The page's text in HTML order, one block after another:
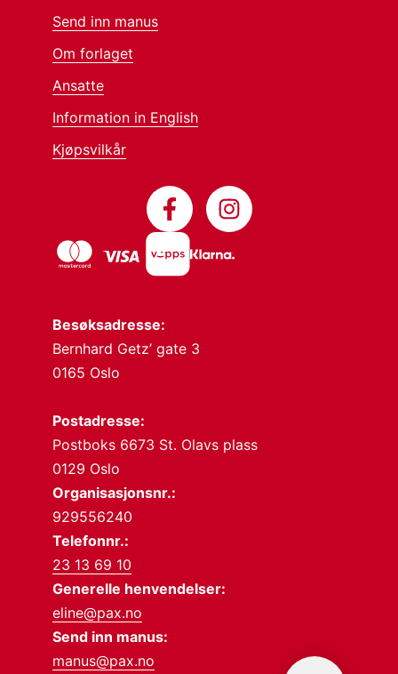
Besøksadresse:
Bernhard Getz’ gate 3
0165 Oslo
Postadresse:
Postboks 6673 St. Olavs plass
0129 Oslo
Organisasjonsnr.:
929556240
Telefonnr.:
23 13 69 10
Generelle henvendelser:
eline@pax.no
Send inn manus:
manus@pax.no
Send inn manus
Om forlaget
Ansatte
Information in English
Kjøpsvilkår